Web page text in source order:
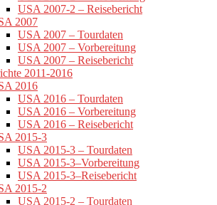
USA 2007-2 – Reisebericht
2007
USA 2007 – Tourdaten
USA 2007 – Vorbereitung
USA 2007 – Reisebericht
2011-2016
2016
USA 2016 – Tourdaten
USA 2016 – Vorbereitung
USA 2016 – Reisebericht
2015-3
USA 2015-3 – Tourdaten
USA 2015-3–Vorbereitung
USA 2015-3–Reisebericht
2015-2
USA 2015-2 – Tourdaten